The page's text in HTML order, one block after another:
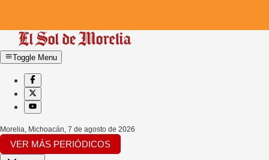
Toggle Menu
Morelia, Michoacán, 7 de agosto de 2026
VER MÁS PERIÓDICOS